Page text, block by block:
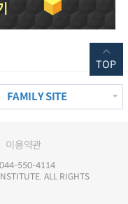
FAMILY SITE
이용약관
550-4114
ALL RIGHTS
TOP